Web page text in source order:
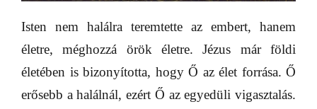
Isten nem halálra teremtette az embert, hanem
életre, méghozzá örök életre. Jézus már földi
életében is bizonyította, hogy Ő az élet forrása. Ő
erősebb a halálnál, ezért Ő az egyedüli vigasztalás.